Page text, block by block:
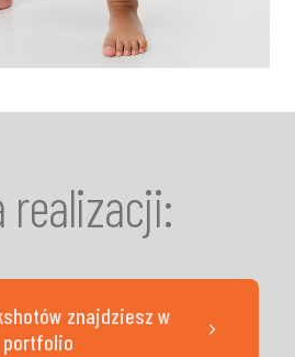
realizacji:
znajdziesz w
portfolio